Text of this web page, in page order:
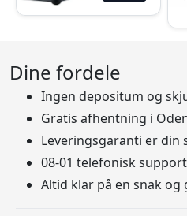
Dine fordele
Ingen depositum og
Gratis afhentning i
Leveringsgaranti er din
08-01 telefonisk
Altid klar på en snak